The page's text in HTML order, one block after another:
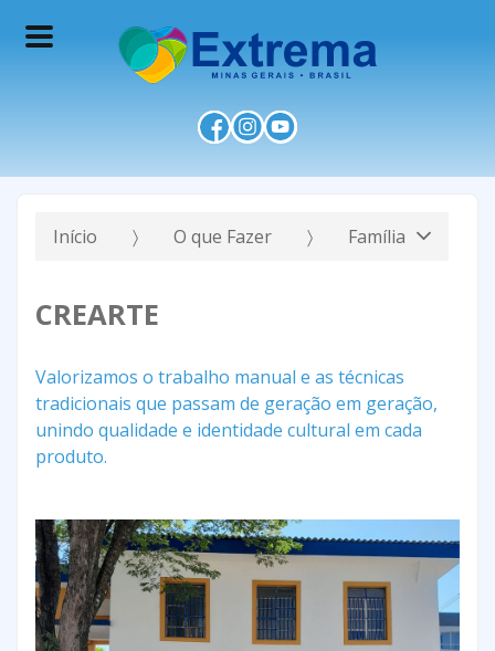
Início O que Fazer Família
CREARTE
Valorizamos o trabalho manual e as técnicas
tradicionais que passam de geração em geração,
unindo qualidade e identidade cultural em cada
produto.